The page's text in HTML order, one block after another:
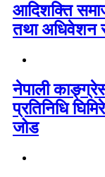
आदिशक्ति
तथा अधिवेशन
नेपाली
प्रतिनिधि
जोड